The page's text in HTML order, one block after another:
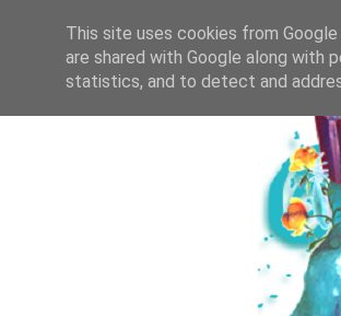
This site uses cookies from
are shared with Google along with
statistics, and to detect and